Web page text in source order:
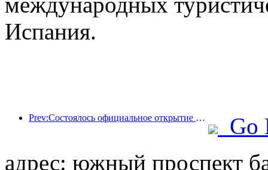
Испания.
Prev:Состоялось официальное открытие четырех культурных объектов, включая недавно построенный «Зал поэзии Цзиньлин» в живописном районе озера Сюаньу в Нанкине.
Go
адрес: южный проспект